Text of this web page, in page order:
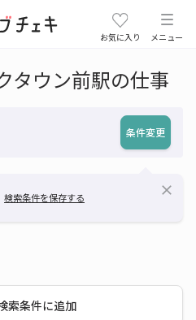
お気に入り メニュー
タウン前駅の仕事
条件変更
検索条件を保存する close
索条件に追加